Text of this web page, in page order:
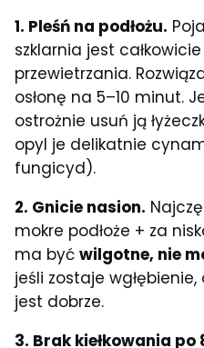
1. Pleśń na podłożu.
szklarnia jest
przewietrzania.
osłonę na 5–10 minut.
ostrożnie usuń ją
opyl je delikatnie
fungicyd).
2. Gnicie nasion.
mokre podłoże + za
ma być wilgotne, nie
jeśli zostaje
jest dobrze.
3. Brak kiełkowania